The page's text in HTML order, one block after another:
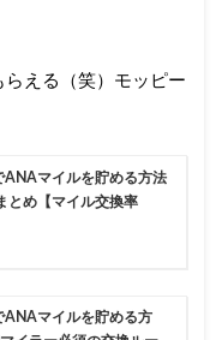
らえる（笑）モッピー
ANAマイルを貯める方法
とめ【マイル交換率
ANAマイルを貯める方